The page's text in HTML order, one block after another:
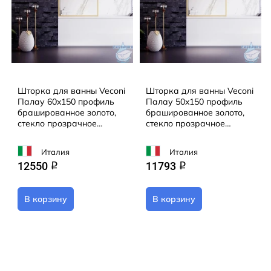
Шторка для ванны Veconi
Палау 60x150 профиль
брашированное золото,
стекло прозрачное
Италия
12550 q
В корзину
Шторка для ванны Veconi
Палау 50x150 профиль
брашированное золото,
стекло прозрачное
Италия
11793 q
В корзину